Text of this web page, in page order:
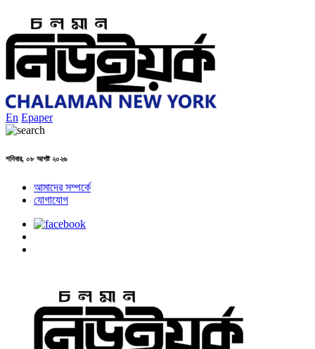
En Epaper
শনিবার, ০৮ আগষ্ট ২০২৬
আমাদের সম্পর্কে
যোগাযোগ